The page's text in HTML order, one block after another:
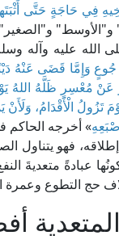
فِي حَاجَةٍ حَتَّى
و"الأوسط"
عليه وآله
وَإِمَّا قَضَى عَنْهُ
عَنْ مُعْسِرٍ ظَلَّهُ اللهُ
تَزُولُ الْأَقْدَامُ،
» أخرجه
فهو يتناول
عبادةً متعديةَ
حج التطوع